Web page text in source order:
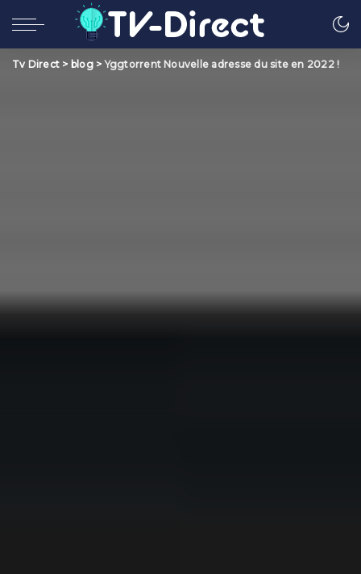
Tv Direct > blog>Yggtorrent Nouvelle adresse du site en 2022 !